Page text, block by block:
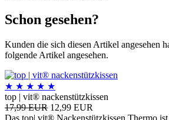
Schon gesehen?
Kunden die sich diesen Artikel angesehen
folgende Artikel angesehen.
★ ★ ★ ★ ★
top | vit® nackenstützkissen
17,99 EUR 12,99 EUR
Das top| vit® Nackenstützkissen Thermo